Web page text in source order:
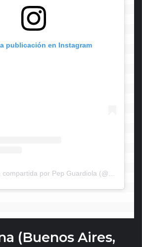
publicación en Instagram
(Buenos Aires,